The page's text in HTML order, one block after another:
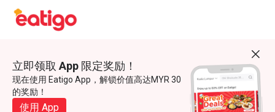
立即领取 App 限定奖励！
现在使用 Eatigo App，解锁价值高达MYR 30
的奖励！
使用 App